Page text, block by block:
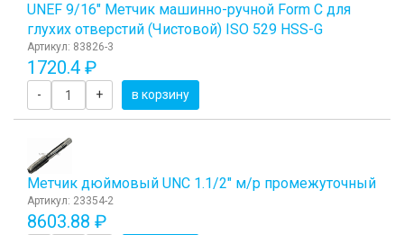
UNEF 9/16" Метчик машинно-ручной Form C для
глухих отверстий (Чистовой) ISO 529 HSS-G
Артикул: 83826-3
1720.4 ₽
- + в корзину
Метчик дюймовый UNC 1.1/2" м/р промежуточный
Артикул: 23354-2
8603.88 ₽